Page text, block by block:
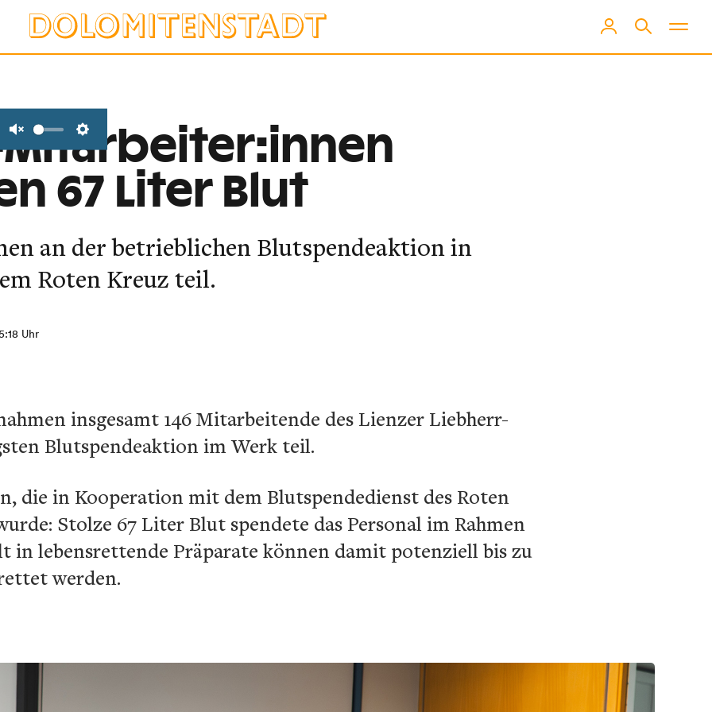
Unmute Settings
67 Liter Blut
an der betrieblichen Blutspendeaktion in
Roten Kreuz teil.
Uhr
insgesamt 146 Mitarbeitende des Lienzer Liebherr-
Blutspendeaktion im Werk teil.
die in Kooperation mit dem Blutspendedienst des Roten
Stolze 67 Liter Blut spendete das Personal im Rahmen
in lebensrettende Präparate können damit potenziell bis zu
werden.